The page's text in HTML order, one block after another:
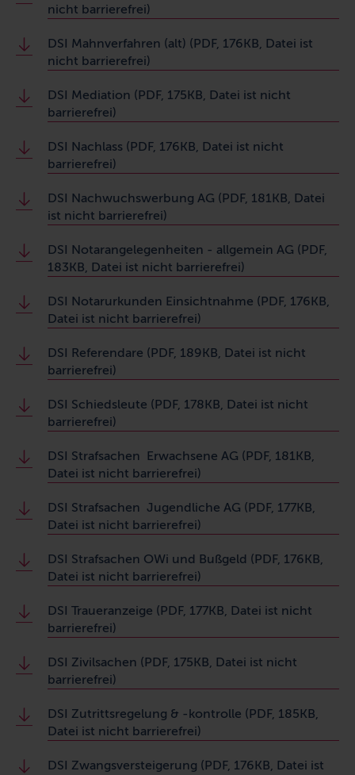
nicht barrierefrei)
DSI Mahnverfahren (alt) (PDF, 176KB, Datei ist
nicht barrierefrei)
DSI Mediation (PDF, 175KB, Datei ist nicht
barrierefrei)
DSI Nachlass (PDF, 176KB, Datei ist nicht
barrierefrei)
DSI Nachwuchswerbung AG (PDF, 181KB, Datei
ist nicht barrierefrei)
DSI Notarangelegenheiten - allgemein AG (PDF,
183KB, Datei ist nicht barrierefrei)
DSI Notarurkunden Einsichtnahme (PDF, 176KB,
Datei ist nicht barrierefrei)
DSI Referendare (PDF, 189KB, Datei ist nicht
barrierefrei)
DSI Schiedsleute (PDF, 178KB, Datei ist nicht
barrierefrei)
DSI Strafsachen Erwachsene AG (PDF, 181KB,
Datei ist nicht barrierefrei)
DSI Strafsachen Jugendliche AG (PDF, 177KB,
Datei ist nicht barrierefrei)
DSI Strafsachen OWi und Bußgeld (PDF, 176KB,
Datei ist nicht barrierefrei)
DSI Traueranzeige (PDF, 177KB, Datei ist nicht
barrierefrei)
DSI Zivilsachen (PDF, 175KB, Datei ist nicht
barrierefrei)
DSI Zutrittsregelung & -kontrolle (PDF, 185KB,
Datei ist nicht barrierefrei)
DSI Zwangsversteigerung (PDF, 176KB, Datei ist